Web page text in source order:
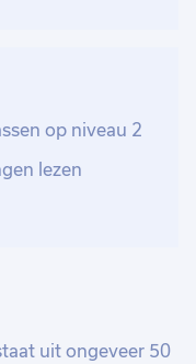
op niveau 2
lezen
uit ongeveer 50